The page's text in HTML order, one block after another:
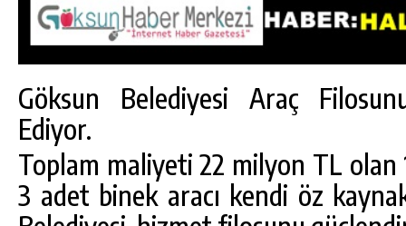
Göksun Belediyesi Araç
Ediyor.
Toplam maliyeti 22 milyon TL olan
3 adet binek aracı kendi öz